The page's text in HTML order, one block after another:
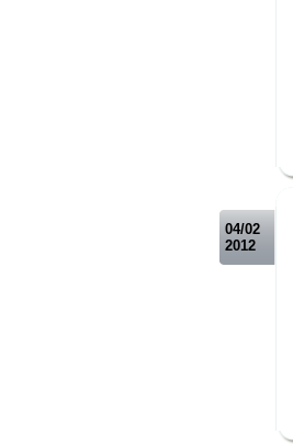
04/02
2012